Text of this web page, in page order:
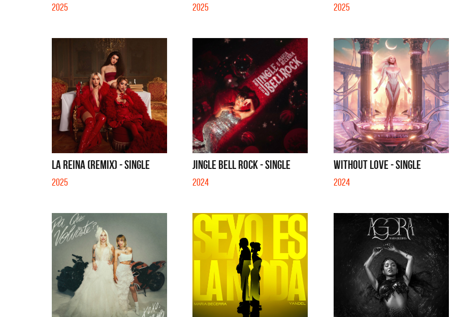
2025 2025 2025
LA REINA (REMIX) - SINGLE
2025
JINGLE BELL ROCK - SINGLE
2024
WITHOUT LOVE - SINGLE
2024